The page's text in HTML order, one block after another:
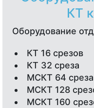
КТ
Оборудование
КТ 16 срезов
КТ 32 среза
МСКТ 64 среза
МСКТ 128
МСКТ 160